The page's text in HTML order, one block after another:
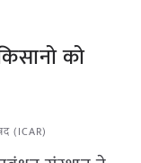
को
(ICAR)